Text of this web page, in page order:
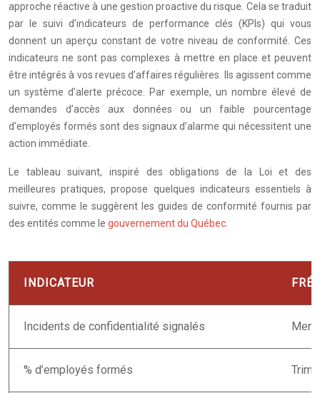
approche réactive à une gestion proactive du risque. Cela se traduit
par le suivi d’indicateurs de performance clés (KPIs) qui vous
donnent un aperçu constant de votre niveau de conformité. Ces
indicateurs ne sont pas complexes à mettre en place et peuvent
être intégrés à vos revues d’affaires régulières. Ils agissent comme
un système d’alerte précoce. Par exemple, un nombre élevé de
demandes d’accès aux données ou un faible pourcentage
d’employés formés sont des signaux d’alarme qui nécessitent une
action immédiate.
Le tableau suivant, inspiré des obligations de la Loi et des
meilleures pratiques, propose quelques indicateurs essentiels à
suivre, comme le suggèrent les guides de conformité fournis par
des entités comme le gouvernement du Québec
INDICATEUR
Incidents de confidentialité signalés
% d’employés formés